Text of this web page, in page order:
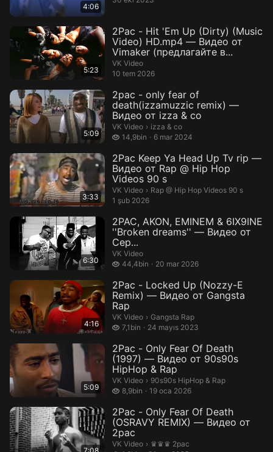
4:06
5:23
2Pac - Hit 'Em Up (Dirty) (Music
Video) HD.mp4 — Видео от
Vimaker (предлагайте в...
VK Video
10 tem 2026
5:09
2pac - only fear of
death(izzamuzzic remix) —
Видео от izza & co
VK Video › izza & co.
izza & co
14,9bin
14,9 bin izleme6 mar 2024
3:33
2Pac Keep Ya Head Up Tv rip —
Видео от Rap @ Hip Hop
Videos 90 s
VK Video › Rap @ Hip Hop Videos 90 s.
Rap @ Hip Hop Videos 90 s
1 şub 2026
6:30
2PAC, AKON, EMINEM & 6IX9INE
''Broken dreams'' — Видео от
Сер...
VK Video
44,4bin
44,4 bin izleme20 mar 2026
4:16
2Pac - Locked Up (Nozzy-E
Remix) — Видео от Gangsta
Rap
VK Video › Gangsta Rap.
Gangsta Rap
7,1bin
7,1 bin izleme24 mayıs 2023
5:09
2Pac - Only Fear Of Death
(1997) — Видео от 90s90s
HipHop & Rap
VK Video › 90s90s HipHop & Rap.
90s90s HipHop & Rap
8,9bin
8,9 bin izleme19 oca 2026
2Pac - Only Fear Of Death
(OSRAVY REMIX) — Видео от
2pac
VK Video › ♛♛♛ 2pac.
♛♛♛ 2pac